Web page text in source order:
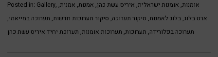
Posted in: Gallery, אומנות, אומנות ישראלית, איריס עשת כהן, אמנות, אמנית,
ארט בלוג, בלוג לאמנות, סיקור תערוכה, סיקור תערוכות חדשות, תערוכה במייאמי,
תערוכה בפלורידה, תערוכות, תערוכות אומנות, תערוכת יחיד איריס עשת כהן